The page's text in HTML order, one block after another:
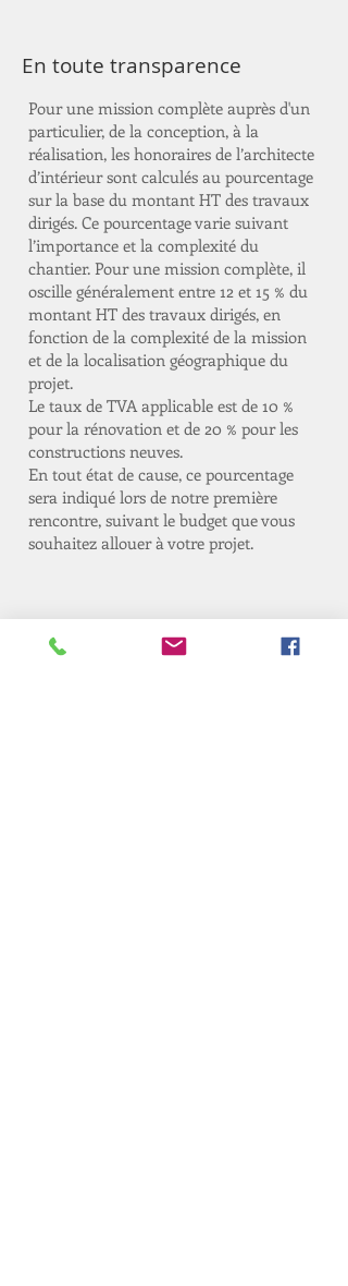
En toute transparence
Pour une mission complète auprès d'un
particulier, de la conception, à la
réalisation, les honoraires de l’architecte
d’intérieur sont calculés au pourcentage
sur la base du montant HT des travaux
dirigés. Ce pourcentage varie suivant
l’importance et la complexité du
chantier. Pour une mission complète, il
oscille généralement entre 12 et 15 % du
montant HT des travaux dirigés, en
fonction de la complexité de la mission
et de la localisation géographique du
projet.
Le taux de TVA applicable est de 10 %
pour la rénovation et de 20 % pour les
constructions neuves.
En tout état de cause, ce pourcentage
sera indiqué lors de notre première
rencontre, suivant le budget que vous
souhaitez allouer à votre projet.
Contact